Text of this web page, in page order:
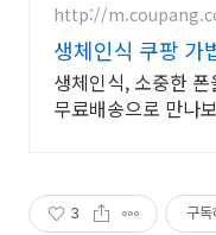
http://
생체인식 쿠팡 가
생체인식, 소중한
무료배송으로 만나
3 구독